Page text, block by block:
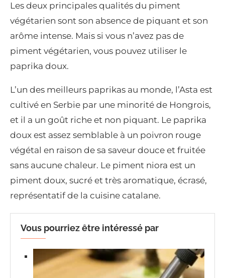
Les deux principales qualités du piment
végétarien sont son absence de piquant et son
arôme intense. Mais si vous n’avez pas de
piment végétarien, vous pouvez utiliser le
paprika doux.
L’un des meilleurs paprikas au monde, l’Asta est
cultivé en Serbie par une minorité de Hongrois,
et il a un goût riche et non piquant. Le paprika
doux est assez semblable à un poivron rouge
végétal en raison de sa saveur douce et fruitée
sans aucune chaleur. Le piment niora est un
piment doux, sucré et très aromatique, écrasé,
représentatif de la cuisine catalane.
Vous pourriez être intéressé par